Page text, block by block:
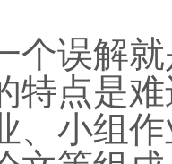
个误解
特点是
、小组